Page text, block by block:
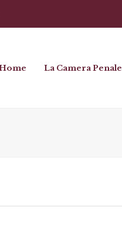
La Camera Penale